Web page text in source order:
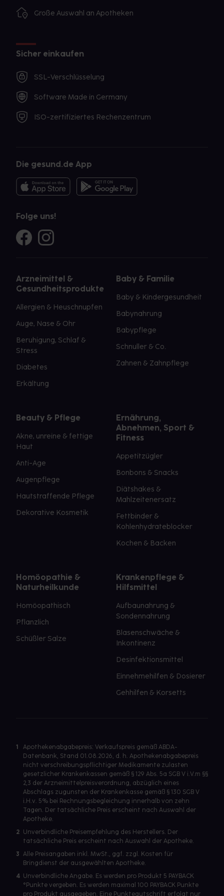
Große Auswahl an Apotheken
Sicher einkaufen
SSL-Verschlüsselung
Software Made in Germany
ISO-zertifiziertes Rechenzentrum
Die gesund.de App
Folge uns!
Arzneimittel &
Gesundheitsprodukte
Allergien & Heuschnupfen
Auge, Nase & Ohr
Beruhigung, Schlaf &
Stress
Diabetes
Erkältung
Baby & Familie
Baby & Kindergesundheit
Babynahrung
Babypflege
Schnuller & Co.
Zahnen & Zahnpflege
Beauty & Pflege
Akne, unreine & fettige
Haut
Anti-Age
Augenpflege
Hautstraffende Pflege
Dekorative Kosmetik
Ernährung,
Abnehmen, Sport &
Fitness
Appetitzügler
Bonbons & Snacks
Diätshakes &
Mahlzeitenersatz
Fettbinder &
Kohlenhydrateblocker
Kochen & Backen
Homöopathie &
Naturheilkunde
Homöopathisch
Pflanzlich
Schüßler Salze
Krankenpflege &
Hilfsmittel
Aufbaunahrung &
Sondennahrung
Blasenschwäche &
Inkontinenz
Desinfektionsmittel
Einnehmehilfen & Dosierer
Gehhilfen & Korsetts
1
Apothekenabgabepreis: Verkaufspreis gemäß ABDA-
Datenbank, Stand 01.08.2026, d. h. Apothekenabgabepreis
nicht verschreibungspflichtiger Medikamente zulasten
gesetzlicher Krankenkassen gemäß § 129 Abs. 5a SGB V i.V.m §§
2,3 der Arzneimittelpreisverordnung, abzüglich eines
Abschlags zugunsten der Krankenkasse gemäß § 130 SGB V
i.H.v. 5% bei Rechnungsbegleichung innerhalb von zehn
Tagen. Der tatsächliche Preis erscheint nach Auswahl der
Apotheke.
2 Unverbindliche Preisempfehlung des Herstellers. Der
tatsächliche Preis erscheint nach Auswahl der Apotheke.
3 Alle Preisangaben inkl. MwSt., ggf. zzgl. Kosten für
Bringdienst der ausgewählten Apotheke.
4 Unverbindliche Angabe. Es werden pro Produkt 5 PAYBACK
°Punkte vergeben. Es werden maximal 100 PAYBACK Punkte
pro Produkt ausgegeben. Eine Punktegutschrift erfolgt nur